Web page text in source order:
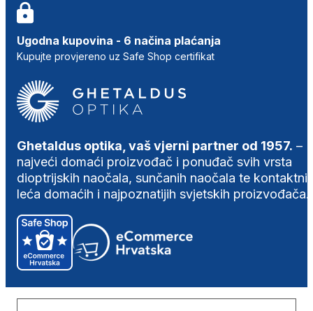
Ugodna kupovina - 6 načina plaćanja
Kupujte provjereno uz Safe Shop certifikat
Ghetaldus optika, vaš vjerni partner od 1957. –
najveći domaći proizvođač i ponuđač svih vrsta
dioptrijskih naočala, sunčanih naočala te
leća domaćih i najpoznatijih svjetskih proizvođača.